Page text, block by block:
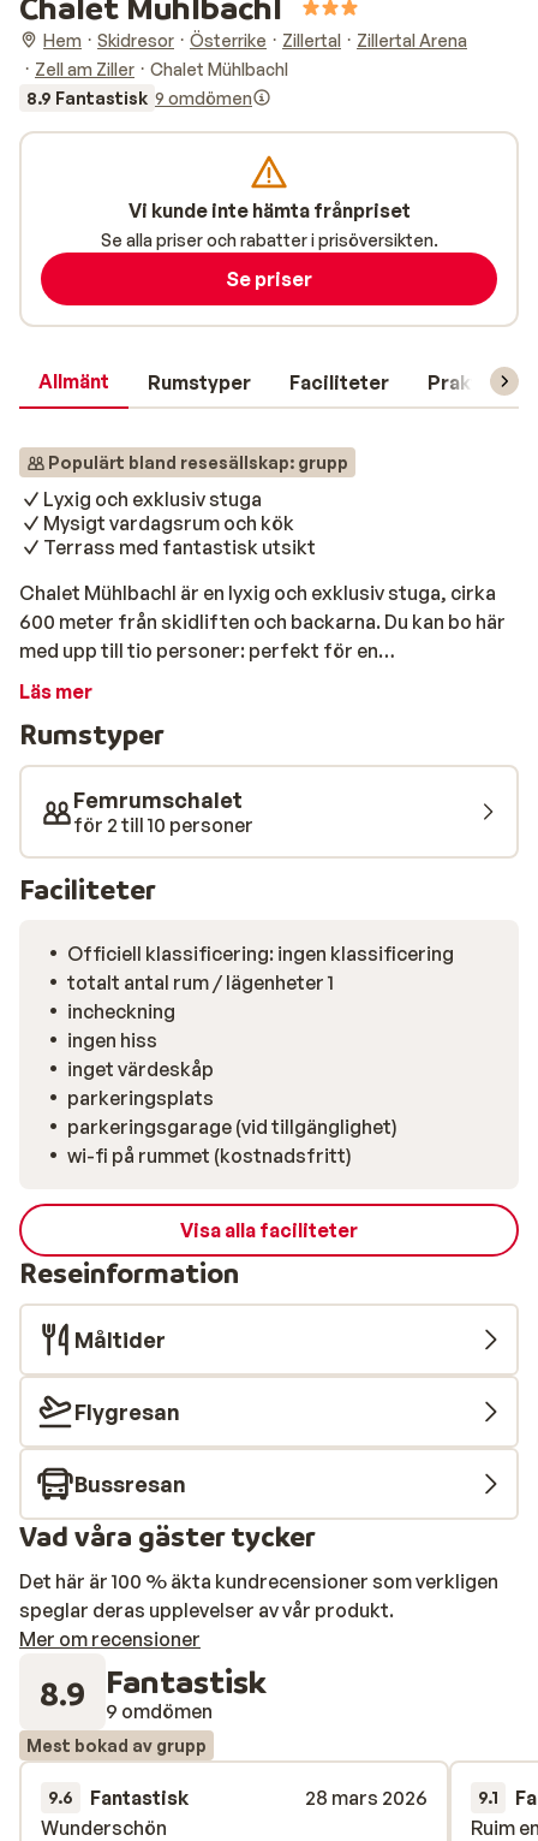
Hem Skidresor Österrike Zillertal
Zillertal Arena
Zell am Ziller
Chalet Mühlbachl
8.9 Fantastisk 9 omdömen
Allmänt Rumstyper Faciliteter Praktisk
Populärt bland resesällskap: grupp
Lyxig och exklusiv stuga
Mysigt vardagsrum och kök
Terrass med fantastisk utsikt
Chalet Mühlbachl är en lyxig och exklusiv stuga, cirka
600 meter från skidliften och backarna. Du kan bo här
med upp till tio personer: perfekt för en
vintersportssemester med familjen eller en grupp
tillsammans i det mysiga vardagsrumsköket.
Dessutom har du en terrass med vacker utsikt över
omgivningarna. Detta är verkligen en härlig stuga där
du kan koppla av efter en dag med skidåkning eller
snowboardåkning i den friska luften.
Läs mer
Rumstyper
Femrumschalet
för 2 till 10 personer
Faciliteter
Officiell klassificering: ingen klassificering
totalt antal rum / lägenheter 1
incheckning
ingen hiss
inget värdeskåp
parkeringsplats
parkeringsgarage (vid tillgänglighet)
wi-fi på rummet (kostnadsfritt)
Visa alla faciliteter
Reseinformation
Måltider
Flygresan
Bussresan
Vad våra gäster tycker
Det här är 100 % äkta kundrecensioner som verkligen
speglar deras upplevelser av vår produkt.
Mer om recensioner
8.9 Fantastisk
9 omdömen
Mest bokad av grupp
9.6 Fantastisk
28 mars 2026
Wunderschön
Wunderschön
9.1
Ruim
Ruim
Vi kunde inte hämta frånpriset
Se alla priser och rabatter i prisöversikten.
Se priser